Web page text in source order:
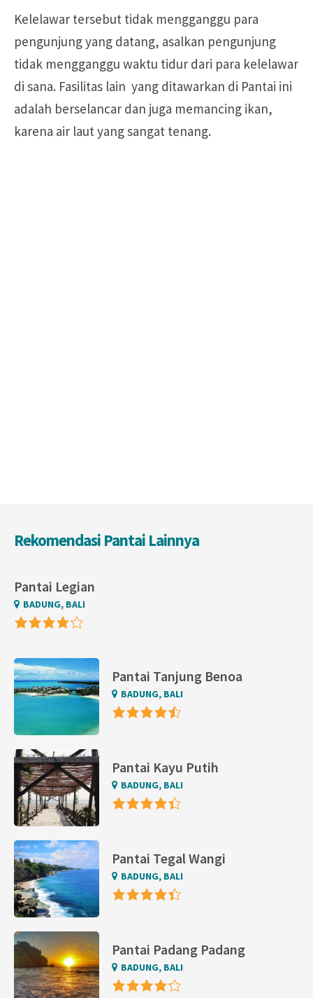
Kelelawar tersebut tidak mengganggu para
pengunjung yang datang, asalkan pengunjung
tidak mengganggu waktu tidur dari para kelelawar
di sana. Fasilitas lain yang ditawarkan di Pantai ini
adalah berselancar dan juga memancing ikan,
karena air laut yang sangat tenang.
Rekomendasi Pantai Lainnya
Pantai Legian
BADUNG, BALI
Pantai Tanjung Benoa
BADUNG, BALI
Pantai Kayu Putih
BADUNG, BALI
Pantai Tegal Wangi
BADUNG, BALI
Pantai Padang Padang
BADUNG, BALI